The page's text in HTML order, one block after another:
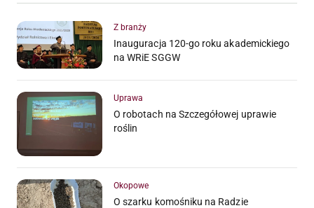
Z branży
Inauguracja 120-go roku akademickiego
na WRiE SGGW
Uprawa
O robotach na Szczegółowej uprawie
roślin
Okopowe
O szarku komośniku na Radzie